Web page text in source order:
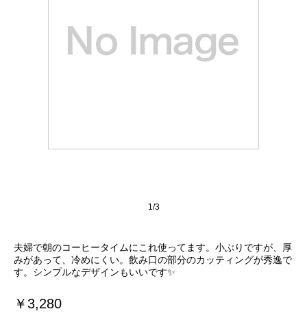
1/3
夫婦で朝のコーヒータイムにこれ使ってます。小ぶりですが、厚
みがあって、冷めにくい。飲み口の部分のカッティングが秀逸で
す。シンプルなデザインもいいです✨
￥3,280